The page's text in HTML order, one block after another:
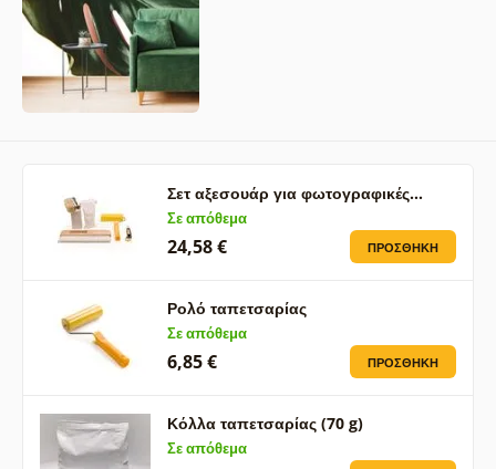
Σετ αξεσουάρ για φωτογραφικές…
Σε απόθεμα
24,58 € ΠΡΟΣΘΉΚΗ
Ρολό ταπετσαρίας
Σε απόθεμα
6,85 € ΠΡΟΣΘΉΚΗ
Κόλλα ταπετσαρίας (70 g)
Σε απόθεμα